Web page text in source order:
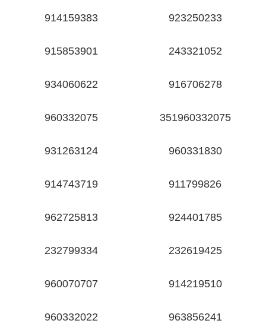
914159383 923250233
915853901 243321052
934060622 916706278
960332075 351960332075
931263124 960331830
914743719 911799826
962725813 924401785
232799334 232619425
960070707 914219510
960332022 963856241